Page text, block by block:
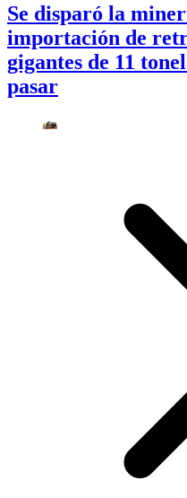
Se disparó la
importación de
gigantes de 11
pasar